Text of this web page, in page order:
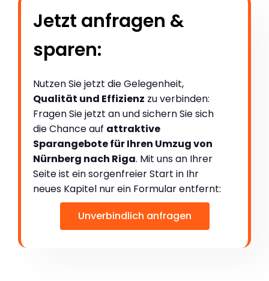
Jetzt anfragen &
sparen:
Nutzen Sie jetzt die Gelegenheit,
Qualität und Effizienz zu verbinden:
Fragen Sie jetzt an und sichern Sie sich
die Chance auf attraktive
Sparangebote für Ihren Umzug von
Nürnberg nach Riga. Mit uns an Ihrer
Seite ist ein sorgenfreier Start in Ihr
neues Kapitel nur ein Formular entfernt:
Unverbindlich anfragen